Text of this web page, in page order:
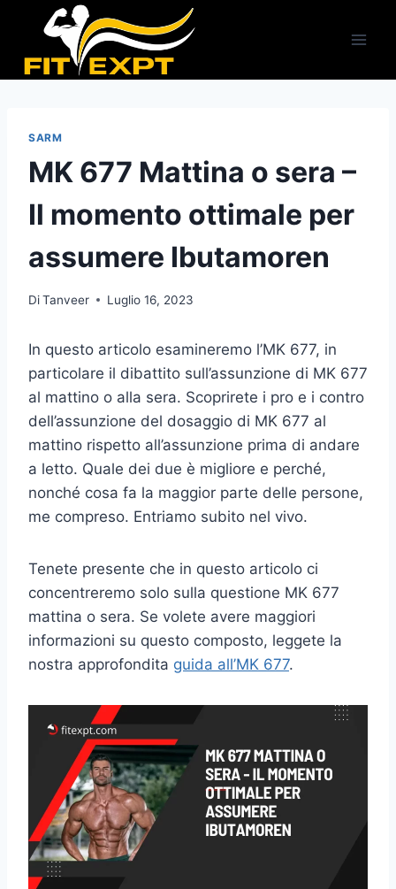
contenuto
SARM
MK 677 Mattina o sera –
Il momento ottimale per
assumere Ibutamoren
DiTanveer Luglio 16, 2023
In questo articolo esamineremo l’MK 677, in
particolare il dibattito sull’assunzione di MK 677
al mattino o alla sera. Scoprirete i pro e i contro
dell’assunzione del dosaggio di MK 677 al
mattino rispetto all’assunzione prima di andare
a letto. Quale dei due è migliore e perché,
nonché cosa fa la maggior parte delle persone,
me compreso. Entriamo subito nel vivo.
Tenete presente che in questo articolo ci
concentreremo solo sulla questione MK 677
mattina o sera. Se volete avere maggiori
informazioni su questo composto, leggete la
nostra approfondita guida all’MK 677.